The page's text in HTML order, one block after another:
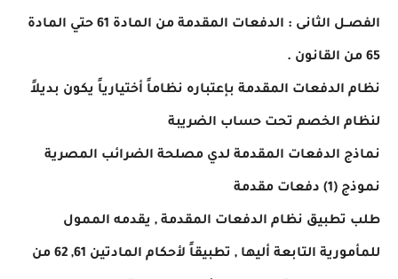
الفصــل الثانى : الدفعات المقدمة من المادة 61 حتي المادة
65 من القانون .
نظام الدفعات المقدمة بإعتباره نظاماً أختيارياً يكون بديلاً
لنظام الخصم تحت حساب الضريبة
نماذج الدفعات المقدمة لدي مصلحة الضرائب المصرية
نموذج (1) دفعات مقدمة
طلب تطبيق نظام الدفعات المقدمة , يقدمه الممول
للمأمورية التابعة أليها , تطبيقاً لأحكام المادتين 61, 62 من